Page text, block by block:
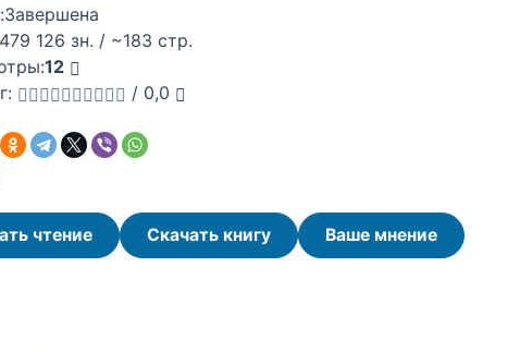
Завершена
479 126 зн. / ~183 стр.
12
/ 0,0
чтение Скачать книгу Ваше мнение